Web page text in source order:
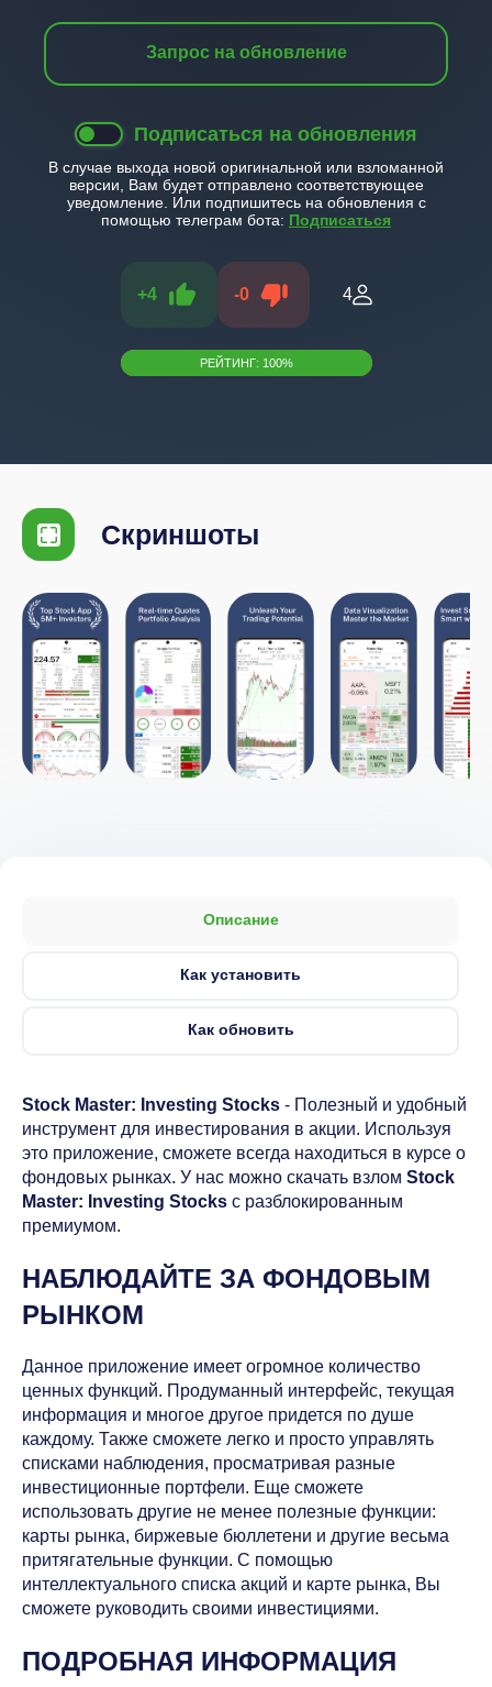
Запрос на обновление
Подписаться на обновления
В случае выхода новой оригинальной или взломанной
версии, Вам будет отправлено соответствующее
уведомление. Или подпишитесь на обновления с
помощью телеграм бота: Подписаться
+4 -0 4
РЕЙТИНГ: 100%
Скриншоты
Описание
Как установить
Как обновить
Stock Master: Investing Stocks - Полезный и удобный
инструмент для инвестирования в акции. Используя
это приложение, сможете всегда находиться в курсе о
фондовых рынках. У нас можно скачать взлом Stock
Master: Investing Stocks с разблокированным
премиумом.
НАБЛЮДАЙТЕ ЗА ФОНДОВЫМ
РЫНКОМ
Данное приложение имеет огромное количество
ценных функций. Продуманный интерфейс, текущая
информация и многое другое придется по душе
каждому. Также сможете легко и просто управлять
списками наблюдения, просматривая разные
инвестиционные портфели. Еще сможете
использовать другие не менее полезные функции:
карты рынка, биржевые бюллетени и другие весьма
притягательные функции. С помощью
интеллектуального списка акций и карте рынка, Вы
сможете руководить своими инвестициями.
ПОДРОБНАЯ ИНФОРМАЦИЯ